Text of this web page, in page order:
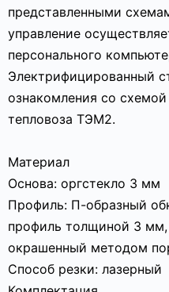
представленными
управление
персонального
Электрифицированный
ознакомления со
тепловоза ТЭМ2.
Материал
Основа: оргстекло 3 мм
Профиль: П-образный
профиль толщиной 3
окрашенный методом
Способ резки: лазерный